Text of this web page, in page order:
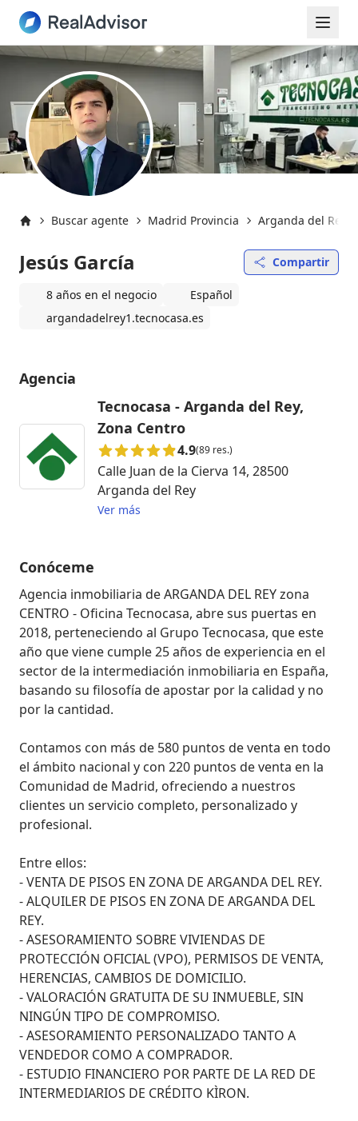
Buscar agente Madrid Provincia Arganda del Rey
Jesús García Compartir
8 años en el negocio
Español
argandadelrey1.tecnocasa.es
Agencia
Tecnocasa - Arganda del Rey,
Zona Centro
4.9(89 res.)
Calle Juan de la Cierva 14, 28500
Arganda del Rey
Ver más
Conóceme
Agencia inmobiliaria de ARGANDA DEL REY zona
CENTRO - Oficina Tecnocasa, abre sus puertas en
2018, perteneciendo al Grupo Tecnocasa, que este
año que viene cumple 25 años de experiencia en el
sector de la intermediación inmobiliaria en España,
basando su filosofía de apostar por la calidad y no
por la cantidad.
Contamos con más de 580 puntos de venta en todo
el ámbito nacional y con 220 puntos de venta en la
Comunidad de Madrid, ofreciendo a nuestros
clientes un servicio completo, personalizado y
profesional.
Entre ellos:
- VENTA DE PISOS EN ZONA DE ARGANDA DEL REY.
- ALQUILER DE PISOS EN ZONA DE ARGANDA DEL
REY.
- ASESORAMIENTO SOBRE VIVIENDAS DE
PROTECCIÓN OFICIAL (VPO), PERMISOS DE VENTA,
HERENCIAS, CAMBIOS DE DOMICILIO.
- VALORACIÓN GRATUITA DE SU INMUEBLE, SIN
NINGÚN TIPO DE COMPROMISO.
- ASESORAMIENTO PERSONALIZADO TANTO A
VENDEDOR COMO A COMPRADOR.
- ESTUDIO FINANCIERO POR PARTE DE LA RED DE
INTERMEDIARIOS DE CRÉDITO KÌRON.